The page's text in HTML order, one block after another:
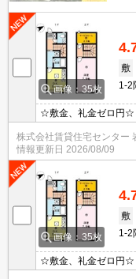
画像：35枚
敷
1-2
☆敷金、礼金ゼロ円☆
は、賃貸住宅センタ
株式会社賃貸住宅センター
情報更新日 2026/08/09
画像：35枚
敷
1-2
☆敷金、礼金ゼロ円☆
は、賃貸住宅センタ